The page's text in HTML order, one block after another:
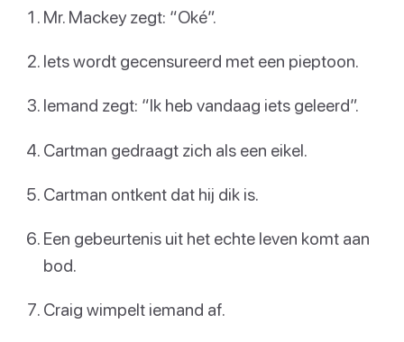
Mr. Mackey zegt: “Oké”.
Iets wordt gecensureerd met een pieptoon.
Iemand zegt: “Ik heb vandaag iets geleerd”.
Cartman gedraagt zich als een eikel.
Cartman ontkent dat hij dik is.
Een gebeurtenis uit het echte leven komt aan
bod.
Craig wimpelt iemand af.